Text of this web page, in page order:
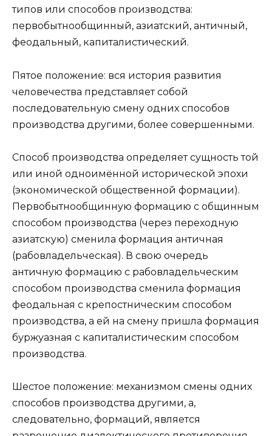
типов или способов производства:
первобытнообщинный, азиатский, античный,
феодальный, капиталистический.
Пятое положение: вся история развития
человечества представляет собой
последовательную смену одних способов
производства другими, более совершенными.
Способ производства определяет сущность той
или иной одноимённой исторической эпохи
(экономической общественной формации).
Первобытнообщинную формацию с общинным
способом производства (через переходную
азиатскую) сменила формация античная
(рабовладельческая). В свою очередь
античную формацию с рабовладельческим
способом производства сменила формация
феодальная с крепостническим способом
производства, а ей на смену пришла формация
буржуазная с капиталистическим способом
производства.
Шестое положение: механизмом смены одних
способов производства другими, а,
следовательно, формаций, является